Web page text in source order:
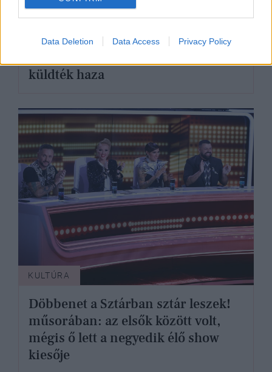
Data Deletion Data Access Privacy Policy
KULTÚRA
Könnyes búcsú: a Sztárban Sztár
küldték haza
KULTÚRA
Döbbenet a Sztárban sztár leszek!
műsorában: az elsők között volt,
mégis ő lett a negyedik élő show
kiesője